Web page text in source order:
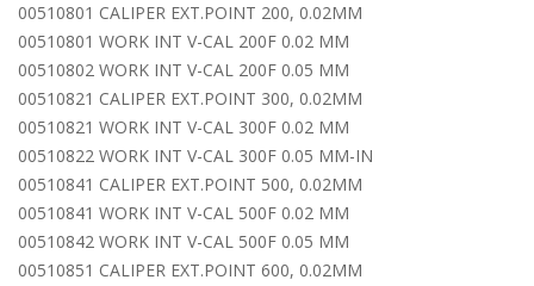
00510801 CALIPER EXT.POINT 200, 0.02MM
00510801 WORK INT V-CAL 200F 0.02 MM
00510802 WORK INT V-CAL 200F 0.05 MM
00510821 CALIPER EXT.POINT 300, 0.02MM
00510821 WORK INT V-CAL 300F 0.02 MM
00510822 WORK INT V-CAL 300F 0.05 MM-IN
00510841 CALIPER EXT.POINT 500, 0.02MM
00510841 WORK INT V-CAL 500F 0.02 MM
00510842 WORK INT V-CAL 500F 0.05 MM
00510851 CALIPER EXT.POINT 600, 0.02MM